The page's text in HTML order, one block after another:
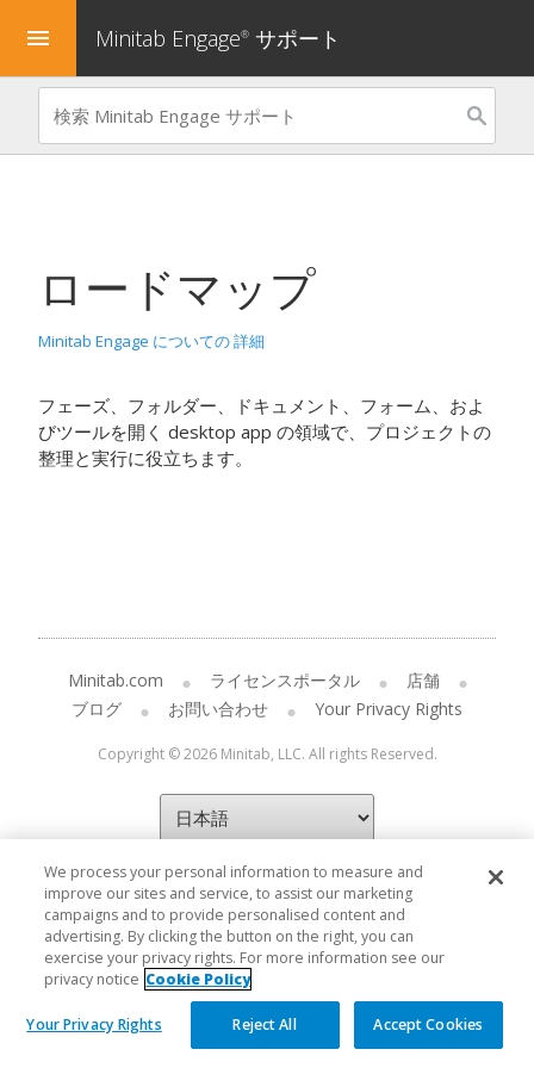
menu Minitab Engage® サポート
ロードマップ
Minitab Engage についての 詳細
フェーズ、フォルダー、ドキュメント、フォーム、およ
びツールを開く desktop app の領域で、プロジェクトの
整理と実行に役立ちます。
Minitab.com ライセンスポータル
店舗
ブログ
お問い合わせ Your Privacy Rights
Copyright © 2026 Minitab, LLC. All rights Reserved.
We process your personal information to measure and
improve our sites and service, to assist our marketing
campaigns and to provide personalised content and
advertising. By clicking the button on the right, you can
exercise your privacy rights. For more information see our
privacy notice Cookie Policy
Your Privacy Rights Reject All Accept Cookies